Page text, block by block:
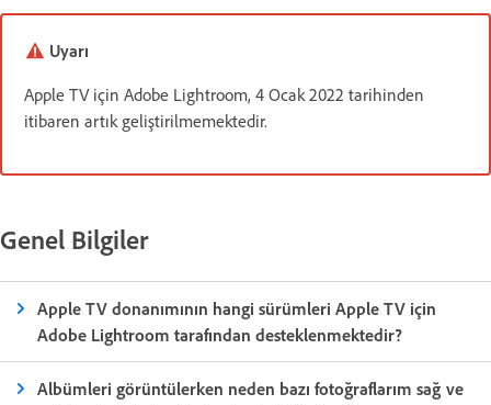
Uyarı
Apple TV için Adobe Lightroom, 4 Ocak 2022 tarihinden
itibaren artık geliştirilmemektedir.
Genel Bilgiler
Apple TV donanımının hangi sürümleri Apple TV için
Adobe Lightroom tarafından desteklenmektedir?
Albümleri görüntülerken neden bazı fotoğraflarım sağ ve